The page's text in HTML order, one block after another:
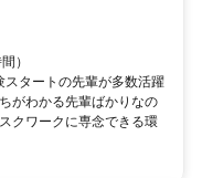
）
スタートの先輩が多数活躍
がわかる先輩ばかりなの
クワークに専念できる環